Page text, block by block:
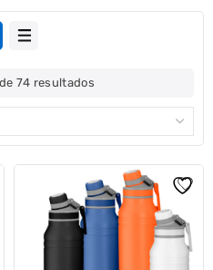
74 resultadosClassificado
por
popularidade